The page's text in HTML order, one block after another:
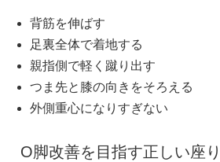
背筋を伸ばす
足裏全体で着地する
親指側で軽く蹴り出す
つま先と膝の向きをそろえる
外側重心になりすぎない
O脚改善を目指す正しい座